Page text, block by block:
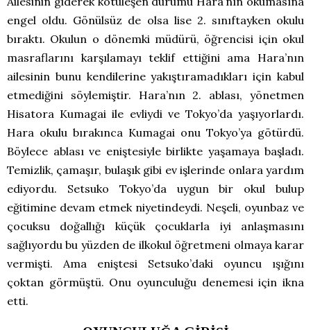
engel oldu. Gönülsüz de olsa lise 2. sınıftayken okulu
bıraktı. Okulun o dönemki müdürü, öğrencisi için okul
masraflarını karşılamayı teklif ettiğini ama Hara’nın
ailesinin bunu kendilerine yakıştıramadıkları için kabul
etmediğini söylemiştir. Hara’nın 2. ablası, yönetmen
Hisatora Kumagai ile evliydi ve Tokyo’da yaşıyorlardı.
Hara okulu bırakınca Kumagai onu Tokyo’ya götürdü.
Böylece ablası ve eniştesiyle birlikte yaşamaya başladı.
Temizlik, çamaşır, bulaşık gibi ev işlerinde onlara yardım
ediyordu. Setsuko Tokyo’da uygun bir okul bulup
eğitimine devam etmek niyetindeydi. Neşeli, oyunbaz ve
çocuksu doğallığı küçük çocuklarla iyi anlaşmasını
sağlıyordu bu yüzden de ilkokul öğretmeni olmaya karar
vermişti. Ama eniştesi Setsuko’daki oyuncu ışığını
çoktan görmüştü. Onu oyunculuğu denemesi için ikna
etti.